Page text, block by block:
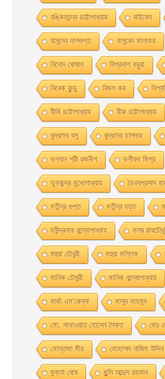
বঙ্কিমচন্দ্র চট্টোপাধ্যায় বাইবেল
বাসুদেব দাশগুপ্ত বাসুবেদ মালাকর
বিনোদ ঘোষাল বিপ্রদাশ বড়ুয়া
বিবেক কুন্ডু বিমল কর
বীথি চট্টোপাধ্যায় বীরু চট্টোপাধ্যায়
বুদ্ধদেব বসু বুদ্ধদেব হালদার
ভগবান শ্রী রজনীশ ভগীরথ মিশ্র
ভুবনচন্দ্র মুখোপাধ্যায় ভৈরবপ্রসাদ
মণীন্দ্র গুপ্ত মণীন্দ্র দত্ত
মনীন্দ্রনাথ বন্দ্যোপাধ্যায় মলয়
মহুয়া চৌধুরী মহুয়া মল্লিক
মানিক চৌধুরী মানিক বন্দ্যোপাধ্যায়
মার্থা এম'কেন্না মাসুদ মাহমুদ
মাে. সাখাওয়াত হােসেন সৈকত মােঃ
মােস্তফা মীর মােহাম্মদ নাজিম উদ্দিন
মুক্তা ঘোষ মুন্সি আব্দুল রহমান